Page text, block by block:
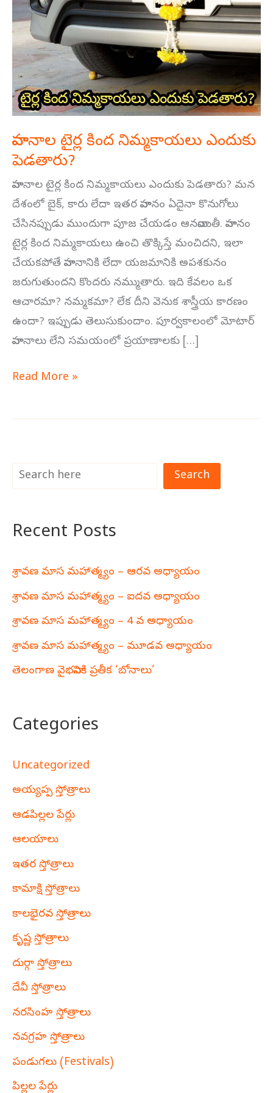
వాహనాల టైర్ల కింద నిమ్మకాయలు ఎందుకు
పెడతారు?
వాహనాల టైర్ల కింద నిమ్మకాయలు ఎందుకు పెడతారు? మన
దేశంలో బైక్, కారు లేదా ఇతర వాహనం ఏదైనా కొనుగోలు
చేసినప్పుడు ముందుగా పూజ చేయడం ఆనవాయితీ. వాహనం
టైర్ల కింద నిమ్మకాయలు ఉంచి తొక్కిస్తే మంచిదని, ఇలా
చేయకపోతే వాహనానికి లేదా యజమానికి అపశకునం
జరుగుతుందని కొందరు నమ్ముతారు. ఇది కేవలం ఒక
ఆచారమా? నమ్మకమా? లేక దీని వెనుక శాస్త్రీయ కారణం
ఉందా? ఇప్పుడు తెలుసుకుందాం. పూర్వకాలంలో మోటార్
వాహనాలు లేని సమయంలో ప్రయాణాలకు […]
టైర్ల
కింద
నిమ్మకాయలు
ఎందుకు
పెడతారు?
Read More »
Search
Recent Posts
శ్రావణ మాస మహాత్మ్యం – ఆరవ అధ్యాయం
శ్రావణ మాస మహాత్మ్యం – ఐదవ అధ్యాయం
శ్రావణ మాస మహాత్మ్యం – 4 వ అధ్యాయం
శ్రావణ మాస మహాత్మ్యం – మూడవ అధ్యాయం
తెలంగాణ వైభవానికి ప్రతీక ‘బోనాలు’
Categories
Uncategorized
అయ్యప్ప స్తోత్రాలు
ఆడపిల్లల పేర్లు
ఆలయాలు
ఇతర స్తోత్రాలు
కామాక్షి స్తోత్రాలు
కాలభైరవ స్తోత్రాలు
కృష్ణ స్తోత్రాలు
దుర్గా స్తోత్రాలు
దేవీ స్తోత్రాలు
నరసింహ స్తోత్రాలు
నవగ్రహ స్తోత్రాలు
పండుగలు (Festivals)
పిల్లల పేర్లు